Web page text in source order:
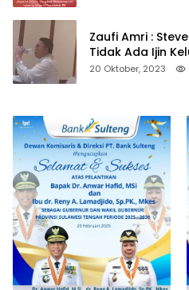
Zaufi Amri :
Tidak Ada Ijin
20 Oktober, 2023